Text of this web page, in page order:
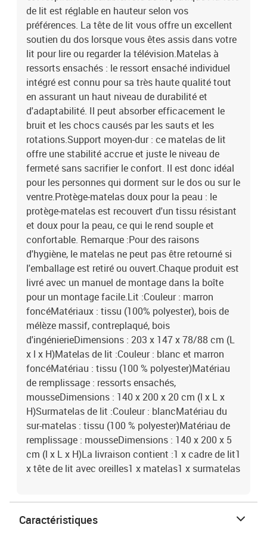
de lit est réglable en hauteur selon vos
préférences. La tête de lit vous offre un excellent
soutien du dos lorsque vous êtes assis dans votre
lit pour lire ou regarder la télévision.Matelas à
ressorts ensachés : le ressort ensaché individuel
intégré est connu pour sa très haute qualité tout
en assurant un haut niveau de durabilité et
d'adaptabilité. Il peut absorber efficacement le
bruit et les chocs causés par les sauts et les
rotations.Support moyen-dur : ce matelas de lit
offre une stabilité accrue et juste le niveau de
fermeté sans sacrifier le confort. Il est donc idéal
pour les personnes qui dorment sur le dos ou sur le
ventre.Protège-matelas doux pour la peau : le
protège-matelas est recouvert d'un tissu résistant
et doux pour la peau, ce qui le rend souple et
confortable. Remarque :Pour des raisons
d'hygiène, le matelas ne peut pas être retourné si
l'emballage est retiré ou ouvert.Chaque produit est
livré avec un manuel de montage dans la boîte
pour un montage facile.Lit :Couleur : marron
foncéMatériaux : tissu (100% polyester), bois de
mélèze massif, contreplaqué, bois
d'ingénierieDimensions : 203 x 147 x 78/88 cm (L
x l x H)Matelas de lit :Couleur : blanc et marron
foncéMatériau : tissu (100 % polyester)Matériau
de remplissage : ressorts ensachés,
mousseDimensions : 140 x 200 x 20 cm (l x L x
H)Surmatelas de lit :Couleur : blancMatériau du
sur-matelas : tissu (100 % polyester)Matériau de
remplissage : mousseDimensions : 140 x 200 x 5
cm (l x L x H)La livraison contient :1 x cadre de lit1
x tête de lit avec oreilles1 x matelas1 x surmatelas
Caractéristiques